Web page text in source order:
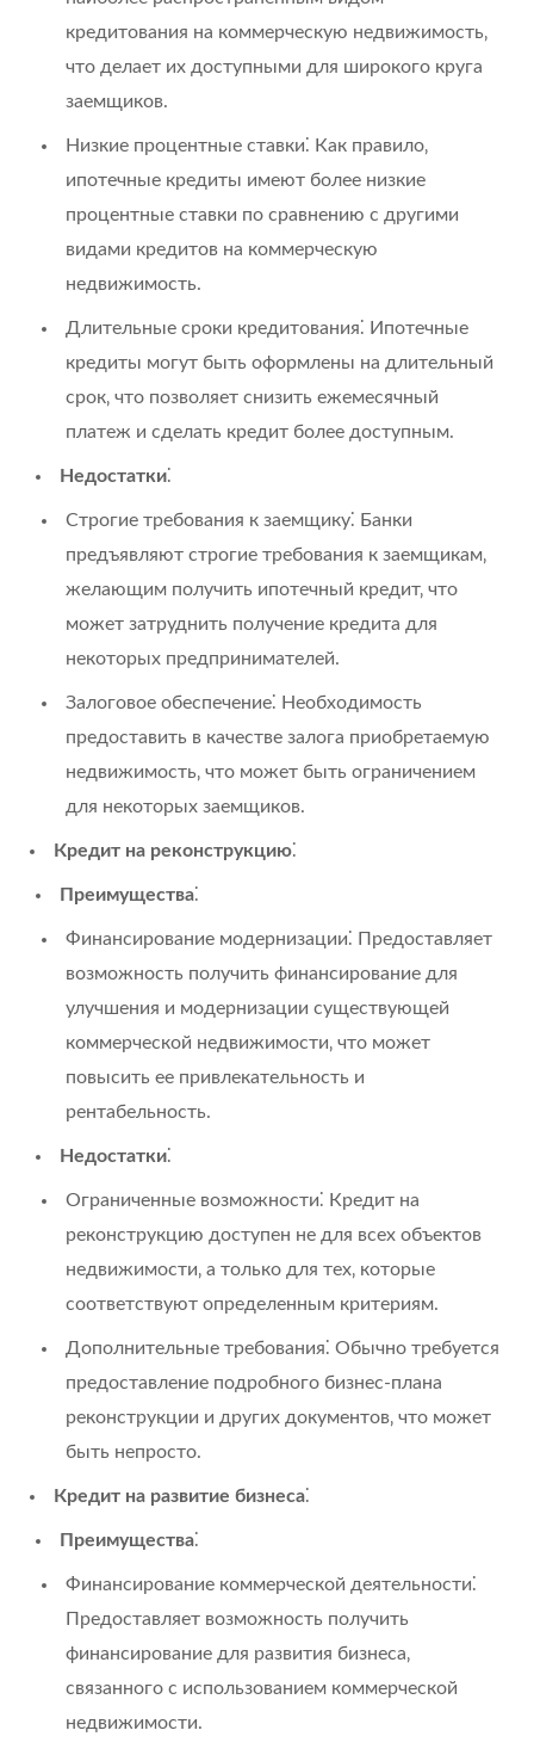
кредитования на коммерческую недвижимость‚
что делает их доступными для широкого круга
заемщиков.
Низкие процентные ставки⁚ Как правило‚
ипотечные кредиты имеют более низкие
процентные ставки по сравнению с другими
видами кредитов на коммерческую
недвижимость.
Длительные сроки кредитования⁚ Ипотечные
кредиты могут быть оформлены на длительный
срок‚ что позволяет снизить ежемесячный
платеж и сделать кредит более доступным.
Недостатки⁚
Строгие требования к заемщику⁚ Банки
предъявляют строгие требования к заемщикам‚
желающим получить ипотечный кредит‚ что
может затруднить получение кредита для
некоторых предпринимателей.
Залоговое обеспечение⁚ Необходимость
предоставить в качестве залога приобретаемую
недвижимость‚ что может быть ограничением
для некоторых заемщиков.
Кредит на реконструкцию⁚
Преимущества⁚
Финансирование модернизации⁚ Предоставляет
возможность получить финансирование для
улучшения и модернизации существующей
коммерческой недвижимости‚ что может
повысить ее привлекательность и
рентабельность.
Недостатки⁚
Ограниченные возможности⁚ Кредит на
реконструкцию доступен не для всех объектов
недвижимости‚ а только для тех‚ которые
соответствуют определенным критериям.
Дополнительные требования⁚ Обычно требуется
предоставление подробного бизнес-плана
реконструкции и других документов‚ что может
быть непросто.
Кредит на развитие бизнеса⁚
Преимущества⁚
Финансирование коммерческой деятельности⁚
Предоставляет возможность получить
финансирование для развития бизнеса‚
связанного с использованием коммерческой
недвижимости.